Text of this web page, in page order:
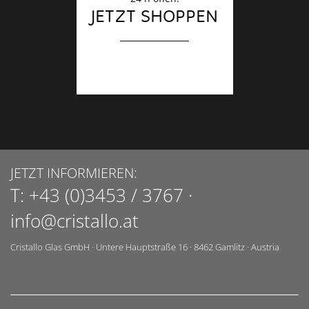
JETZT SHOPPEN
JETZT INFORMIEREN:
T: +43 (0)3453 / 3767 ·
info@cristallo.at
Cristallo Glas GmbH · Untere Hauptstraße 16 · 8462Gamlitz · Austria